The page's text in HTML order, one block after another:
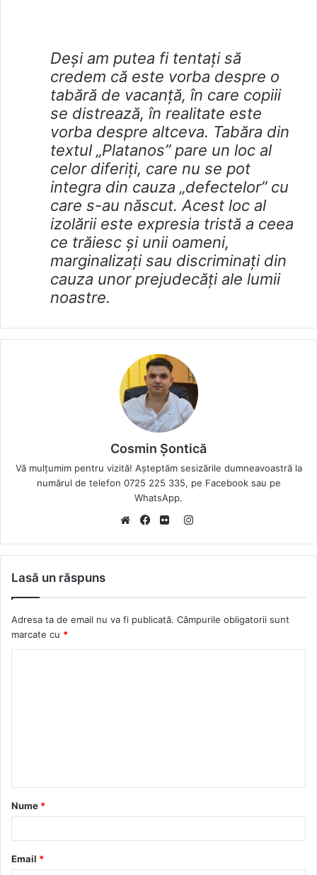
Deși am putea fi tentați să
credem că este vorba despre o
tabără de vacanță, în care copiii
se distrează, în realitate este
vorba despre altceva. Tabăra din
textul „Platanos” pare un loc al
celor diferiți, care nu se pot
integra din cauza „defectelor” cu
care s-au născut. Acest loc al
izolării este expresia tristă a ceea
ce trăiesc și unii oameni,
marginalizați sau discriminați din
cauza unor prejudecăți ale lumii
noastre.
Cosmin Șontică
Vă mulțumim pentru vizită! Așteptăm sesizările dumneavoastră la
numărul de telefon 0725 225 335, pe Facebook sau pe
WhatsApp.
e
a
o
l
r
I
s
r
Lasă un răspuns
Adresa ta de email nu va fi publicată. Câmpurile obligatorii sunt
marcate cu *
Nume *
Email *